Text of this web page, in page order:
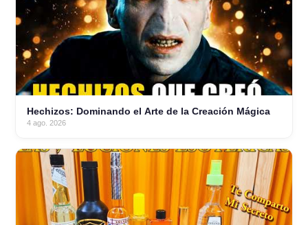
Hechizos: Dominando el Arte de la Creación Mágica
4 ago. 2026